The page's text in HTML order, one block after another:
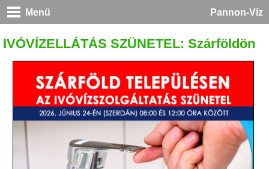
Menü Pannon-Víz
IVÓVÍZELLÁTÁS SZÜNETEL: Szárföldön